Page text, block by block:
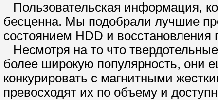
Пользовательская информация,
бесценна. Мы подобрали лучшие
состоянием HDD и восстановления
Несмотря на то что
более широкую популярность, они
конкурировать с магнитными
превосходят их по объему и